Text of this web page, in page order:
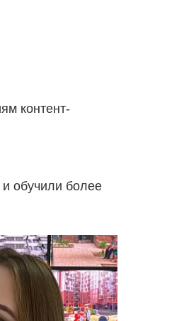
контент-
и обучили более